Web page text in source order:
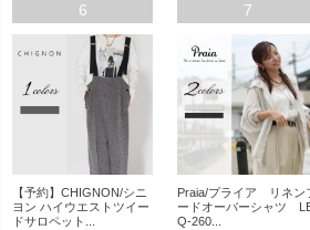
6
【予約】CHIGNON/シニ
ヨン ハイウエストツイー
ドサロペット...
7
Praia/プライア リネン
ードオーバーシャツ
Q-260...